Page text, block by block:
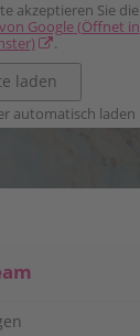
akzeptieren Sie die
Google(Öffnet in
.
laden
automatisch laden